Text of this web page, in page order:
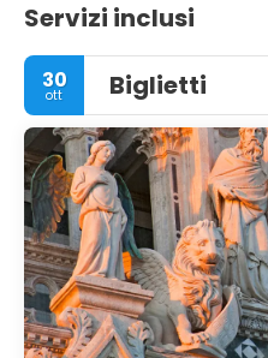
Servizi inclusi
30
ott Biglietti